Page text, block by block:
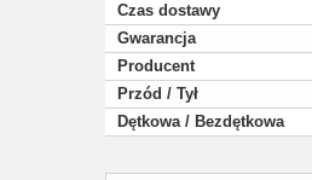
Czas dostawy
Gwarancja
Producent
Przód / Tył
Dętkowa / Bezdętkowa